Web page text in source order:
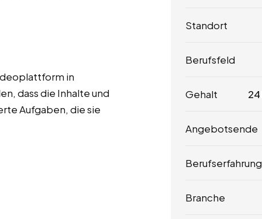
in
dass die Inhalte und
Aufgaben, die sie
Standort
Berufsfeld
Gehalt 24
Angebotsende
Berufserfahrung
Branche